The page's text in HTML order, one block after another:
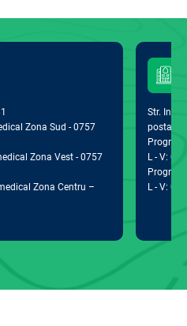
Zona Sud - 0757
Zona Vest - 0757
Zona Centru –
Str.
postal
L - V:
L - V: